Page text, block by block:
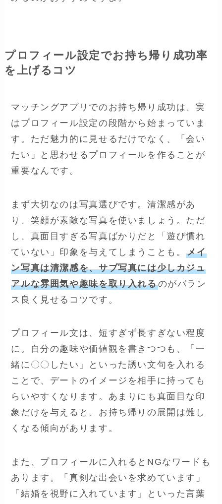
プロフィール設定でお持ち帰り成功率
を上げるコツ
マッチングアプリでのお持ち帰り成功は、実
はプロフィール設定の段階から始まっていま
す。ただ魅力的に見せるだけでなく、「会い
たい」と思わせるプロフィールを作ることが
重要なんです。
まず大切なのは写真選びです。清潔感があ
り、笑顔が素敵な写真を使いましょう。ただ
し、真面目すぎる写真ばかりだと「遊び慣れ
ていない」印象を与えてしまうことも。メイ
ン写真は清潔感を、サブ写真には少しカジュ
アルな雰囲気や趣味を取り入れるのがバラン
ス良く見せるコツです。
プロフィール文は、短すぎず長すぎない程度
に。自分の趣味や価値観を書きつつも、「一
緒に〇〇したい」といった誘い文句を入れる
ことで、デートのイメージを相手に持っても
らいやすくなります。あまりにも真面目な印
象だけを与えると、お持ち帰りの展開は難し
くなる傾向があります。
また、プロフィールに入れるとNGなワードも
あります。「真剣な出会いを求めています」
「結婚を視野に入れています」といった言葉